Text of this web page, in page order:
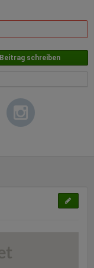
Beitrag schreiben